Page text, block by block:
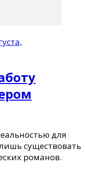
для
существовать
романов.